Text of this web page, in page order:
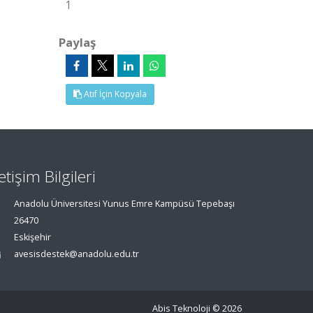
1
Paylaş
Atıf İçin Kopyala
Bilgileri
Anadolu Üniversitesi Yunus Emre Kampüsü Tepebaşı
26470
Eskişehir
avesisdestek@anadolu.edu.tr
Abis Teknoloji © 2026